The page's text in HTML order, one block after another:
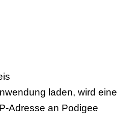
laden, wird eine
Adresse an Podigee